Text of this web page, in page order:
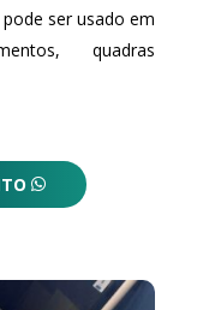
pode ser usado em
quadras